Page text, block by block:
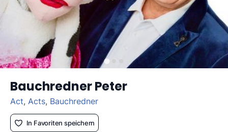
Bauchredner Peter
Act, Acts, Bauchredner
In Favoriten speichern